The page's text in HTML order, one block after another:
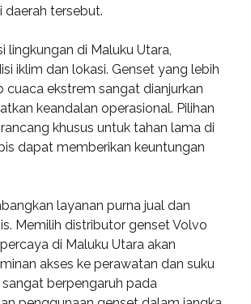
daerah tersebut.
lingkungan di Maluku Utara,
iklim dan lokasi. Genset yang lebih
cuaca ekstrem sangat dianjurkan
keandalan operasional. Pilihan
khusus untuk tahan lama di
dapat memberikan keuntungan
layanan purna jual dan
Memilih distributor genset Volvo
di Maluku Utara akan
akses ke perawatan dan suku
berpengaruh pada